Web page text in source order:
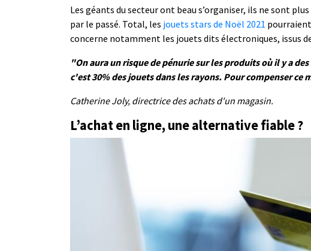
Les géants du secteur ont beau s’organiser, ils ne sont
par le passé. Total, les jouets stars de Noël 2021
concerne notamment les jouets dits électroniques, issus
"On aura un risque de pénurie sur les produits où il y a
c'est 30% des jouets dans les rayons. Pour compenser
Catherine Joly, directrice des achats d'un magasin.
L’achat en ligne, une alternative fiable ?